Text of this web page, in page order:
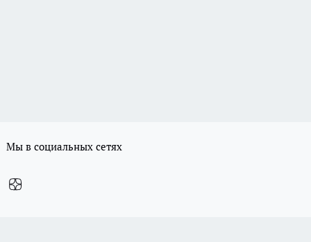
Мы в социальных сетях